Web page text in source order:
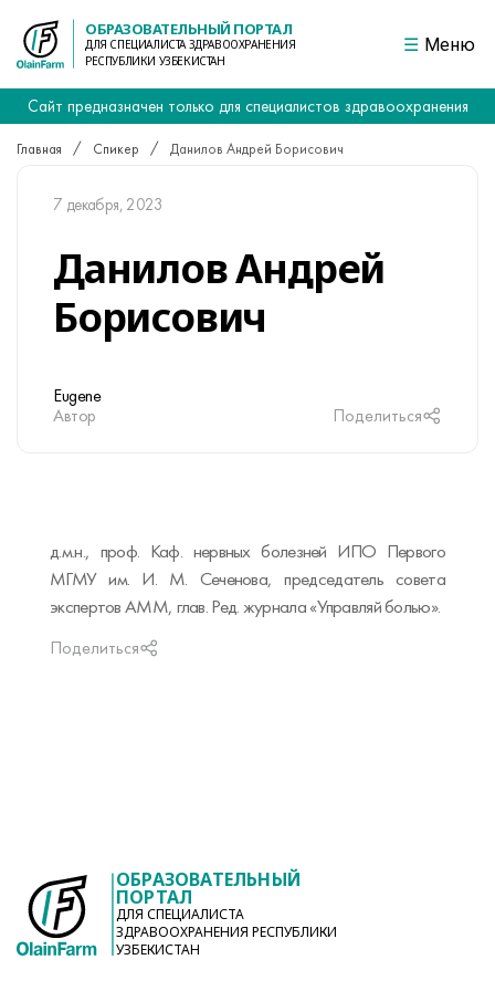
ОБРАЗОВАТЕЛЬНЫЙ ПОРТАЛ
ДЛЯ СПЕЦИАЛИСТА ЗДРАВООХРАНЕНИЯ
РЕСПУБЛИКИ УЗБЕКИСТАН
Меню
Сайт предназначен только для специалистов здравоохранения
Главная Спикер Данилов Андрей Борисович
7 декабря, 2023
Данилов Андрей
Борисович
Eugene
Автор
Поделиться
д.м.н., проф. Каф. нервных болезней ИПО Первого
МГМУ им. И. М. Сеченова, председатель совета
экспертов АММ, глав. Ред. журнала «Управляй болью».
Поделиться
ОБРАЗОВАТЕЛЬНЫЙ
ПОРТАЛ
ДЛЯ СПЕЦИАЛИСТА
ЗДРАВООХРАНЕНИЯ РЕСПУБЛИКИ
УЗБЕКИСТАН